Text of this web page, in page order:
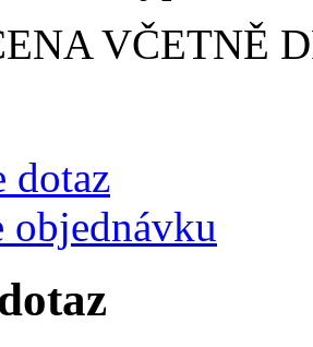
VČETNĚ
dotaz
objednávku